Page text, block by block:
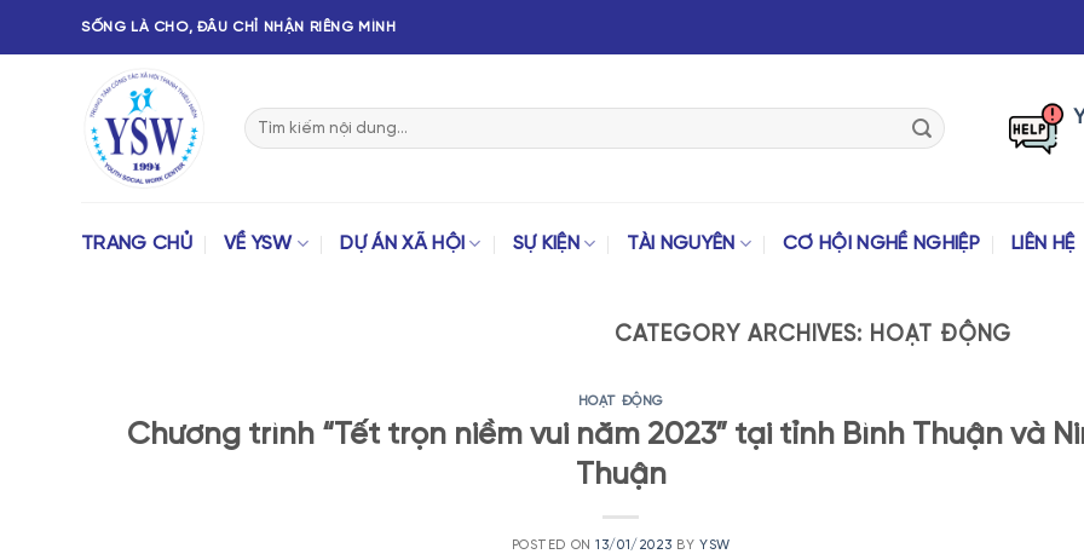
SỐNG LÀ CHO, ĐÂU CHỈ NHẬN RIÊNG MÌNH
TRANG CHỦ VỀ YSW DỰ ÁN XÃ HỘI SỰ KIỆN TÀI NGUYÊN CƠ HỘI NGHỀ NGHIỆP LIÊN HỆ
CATEGORY ARCHIVES: HOẠT ĐỘNG
HOẠT ĐỘNG
Chương trình “Tết trọn niềm vui năm 2023” tại tỉnh Bình Thuận và
Thuận
POSTED ON13/01/2023 BYYSW